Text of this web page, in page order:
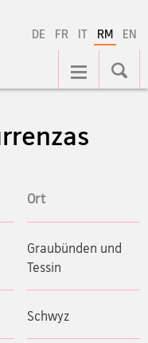
DE FR IT RM EN
Ort
Graubünden und
Tessin
Schwyz